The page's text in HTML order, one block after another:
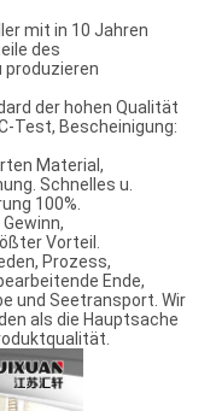
mit in 10 Jahren
des
produzieren
der hohen Qualität
Test, Bescheinigung:
Material,
Schnelles u.
100%.
Vorteil.
Prozess,
Ende,
und Seetransport. Wir
als die Hauptsache